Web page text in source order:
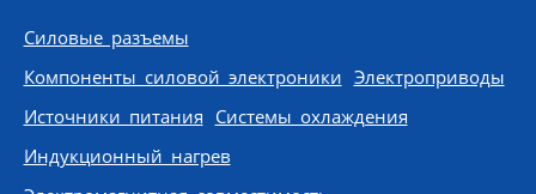
Skip to content
Силовые разъемы
Компоненты силовой электроники Электроприводы
Источники питания Системы охлаждения
Индукционный нагрев